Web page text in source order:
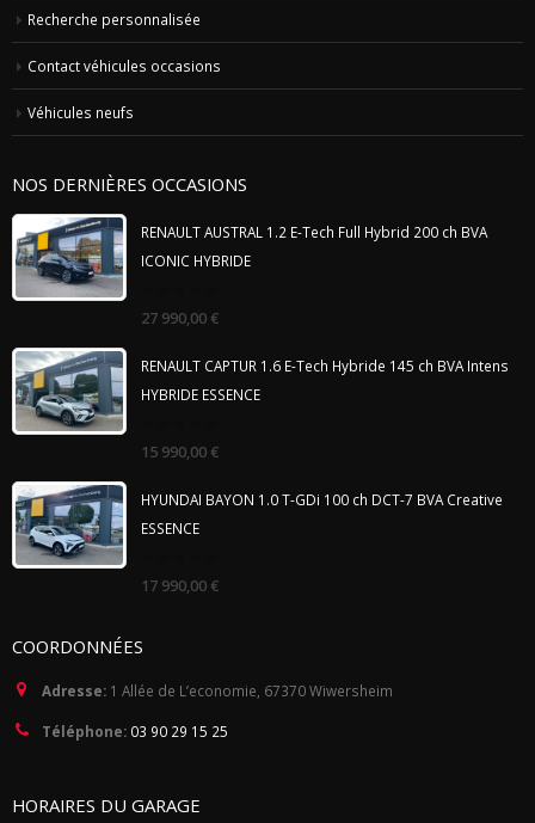
Recherche personnalisée
Contact véhicules occasions
Véhicules neufs
NOS DERNIÈRES OCCASIONS
RENAULT AUSTRAL 1.2 E-Tech Full Hybrid 200 ch BVA
ICONIC HYBRIDE
0
out
27 990,00 €
RENAULT CAPTUR 1.6 E-Tech Hybride 145 ch BVA Intens
HYBRIDE ESSENCE
0
out
15 990,00 €
HYUNDAI BAYON 1.0 T-GDi 100 ch DCT-7 BVA Creative
ESSENCE
0
out
17 990,00 €
COORDONNÉES
Adresse: 1 Allée de L’economie, 67370 Wiwersheim
Téléphone: 03 90 29 15 25
HORAIRES DU GARAGE